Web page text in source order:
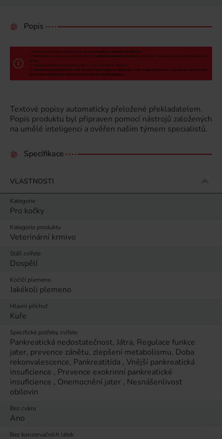
Popis
Textové popisy automaticky přeložené překladatelem.
Popis produktu byl připraven pomocí nástrojů založených
na umělé inteligenci a ověřen naším týmem specialistů.
Specifikace
VLASTNOSTI
Kategorie
Pro kočky
Kategorie produktu
Veterinární krmivo
Stáří zvířete
Dospělí
Kočičí plemeno
Jakékoli plemeno
Hlavní příchuť
Kuře
Specifické potřeby zvířete
Pankreatická nedostatečnost, Játra, Regulace funkce
jater, prevence zánětu, zlepšení metabolismu, Doba
rekonvalescence, Pankreatitida , Vnější pankreatická
insuficience , Prevence exokrinní pankreatické
insuficience , Onemocnění jater , Nesnášenlivost
obilovin
Bez cukru
Ano
Bez konzervačních látek